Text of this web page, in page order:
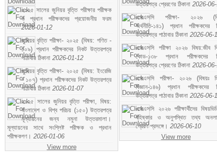
২০২৫ সালের জুনিয়র বৃত্তি পরীক্ষার পরীক্ষক
ও প্রধান পরীক্ষকদের প্রয়োজনীয় ফরম
2026-01-12
জুনিয়র বৃত্তি পরীক্ষা- ২০২৫ (বিষয়: গণিত -
১০৯) প্রধান পরীক্ষকদের নিকট উত্তরপত্র
পাঠাবার ঠিকানা 2026-01-12
জুনিয়র বৃত্তি পরীক্ষা- ২০২৫ (বিষয়: ইংরেজি
- ১০৭) প্রধান পরীক্ষকদের নিকট উত্তরপত্র
পাঠাবার ঠিকানা 2026-01-07
২০২৫ সালের জুনিয়র বৃত্তি পরীক্ষা, বিষয়:
বাংলাদেশ ও বিশ্ব পরিচয় (১৫০) উত্তরপত্র
মূল্যায়নের জন্য নমুনা উত্তরমালা।
মূল্যায়নের সাথে সংশ্লিষ্ট পরীক্ষক ও প্রধান
পরীক্ষকগণ। 2026-01-06
View more
উত্তরপত্র প্রেরণের ঠিকানা 2026-
এসএসসি পরীক্ষা- ২০২৬
অর্থনীতি-১৪১) প্রধান পরীক্ষকদের
উত্তরপত্র পাঠাবার ঠিকানা 2026-06-
এসএসসি পরীক্ষা ২০২৬ বিষয়:জীব
কোড-১৩৮ প্রধান পরীক্ষকদের
উত্তরপত্র প্রেরণের ঠিকানা 2026-
এসএসসি পরীক্ষা- ২০২৬ (বিষয়ঃ
বিজ্ঞান-১৪৬) প্রধান পরীক্ষকদের
উত্তরপত্র পাঠাবার ঠিকানা 2026-06-
এসএসসি ২০২৬ পরীক্ষার্থীদের
বহিষ্কার ও অনুপস্থিত তথ্য
প্রেরণ প্রসঙ্গে। 2026-06-10
View more